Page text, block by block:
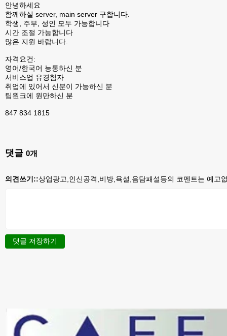
안녕하세요
함께하실 server, main server 구합니다.
학생, 주부, 성인 모두 가능합니다
시간 조절 가능합니다
많은 지원 바랍니다.
자격요건:
영어/한국어 능통하신 분
서비스업 유경험자
취업에 있어서 신분이 가능하신 분
팀원크에 원만하신 분
847 834 1815
댓글 0개
의견쓰기::상업광고,인신공격,비방,욕설,음담패설등의 코멘트는 예고
댓글 저장하기